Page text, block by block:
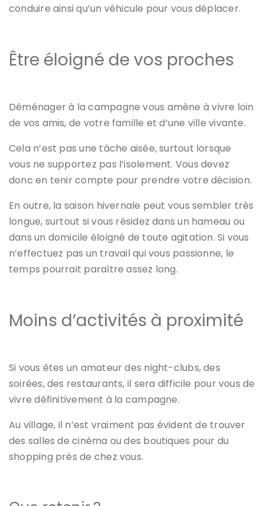
conduire ainsi qu’un véhicule pour vous déplacer.
Être éloigné de vos proches
Déménager à la campagne vous amène à vivre loin
de vos amis, de votre famille et d’une ville vivante.
Cela n’est pas une tâche aisée, surtout lorsque
vous ne supportez pas l’isolement. Vous devez
donc en tenir compte pour prendre votre décision.
En outre, la saison hivernale peut vous sembler très
longue, surtout si vous résidez dans un hameau ou
dans un domicile éloigné de toute agitation. Si vous
n’effectuez pas un travail qui vous passionne, le
temps pourrait paraître assez long.
Moins d’activités à proximité
Si vous êtes un amateur des night-clubs, des
soirées, des restaurants, il sera difficile pour vous de
vivre définitivement à la campagne.
Au village, il n’est vraiment pas évident de trouver
des salles de cinéma ou des boutiques pour du
shopping près de chez vous.